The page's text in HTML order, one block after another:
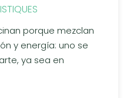
porque mezclan
y energía: uno se
ya sea en